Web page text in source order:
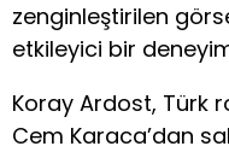
zenginleştirilen
etkileyici bir
Koray Ardost, Türk
Cem Karaca’dan